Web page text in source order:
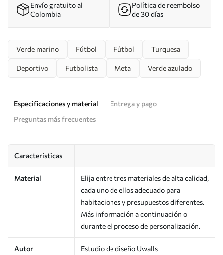
Envío gratuito al
Colombia
Política de reembolso
de 30 días
Verde marino Fútbol Fútbol Turquesa
Deportivo Futbolista Meta Verde azulado
Especificaciones y material
Entrega y pago
Preguntas más frecuentes
Características
Material
Elija entre tres materiales de alta calidad,
cada uno de ellos adecuado para
habitaciones y presupuestos diferentes.
Más información a continuación o
durante el proceso de personalización.
Autor Estudio de diseño Uwalls